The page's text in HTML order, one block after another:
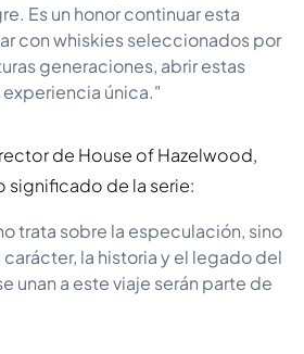
Es un honor continuar esta
con whiskies seleccionados por
generaciones, abrir estas
única."
de House of Hazelwood,
de la serie:
trata sobre la especulación, sino
la historia y el legado del
unan a este viaje serán parte de